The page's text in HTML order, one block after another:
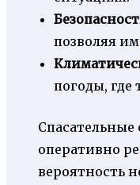
позволяя
погоды,
оперативно
вероятность